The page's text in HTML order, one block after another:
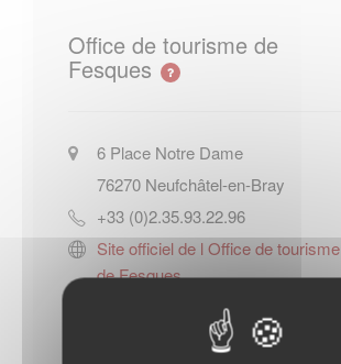
Office de tourisme de
Fesques
6 Place Notre Dame
76270 Neufchâtel-en-Bray
+33 (0)2.35.93.22.96
Site officiel de l Office de tourisme
de Fesques
Contacter l'office de tourisme